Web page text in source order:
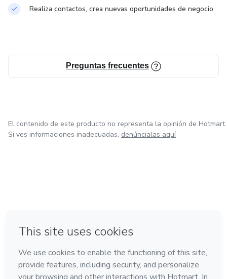
Realiza contactos, crea nuevas oportunidades de negocio
Preguntas frecuentes
El contenido de este producto no representa la opinión de Hotmart.
Si ves informaciones inadecuadas, denúncialas aquí
Hecho con❤ en Ciudad de México